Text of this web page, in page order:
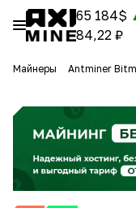
65 184$
84,22 ₽
Майнеры Antminer